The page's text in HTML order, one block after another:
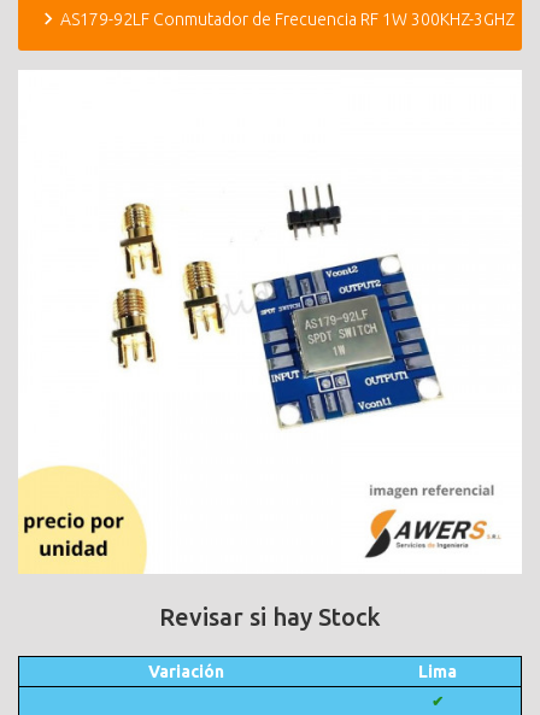
AS179-92LF Conmutador de Frecuencia RF 1W 300KHZ-3GHZ
Revisar si hay Stock
Variación Lima
✔